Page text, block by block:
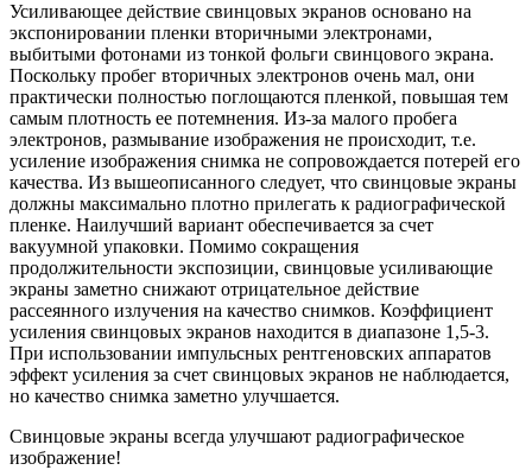
Усиливающее действие свинцовых экранов основано на
экспонировании пленки вторичными электронами,
выбитыми фотонами из тонкой фольги свинцового экрана.
Поскольку пробег вторичных электронов очень мал, они
практически полностью поглощаются пленкой, повышая тем
самым плотность ее потемнения. Из-за малого пробега
электронов, размывание изображения не происходит, т.е.
усиление изображения снимка не сопровождается потерей его
качества. Из вышеописанного следует, что свинцовые экраны
должны максимально плотно прилегать к радиографической
пленке. Наилучший вариант обеспечивается за счет
вакуумной упаковки. Помимо сокращения
продолжительности экспозиции, свинцовые усиливающие
экраны заметно снижают отрицательное действие
рассеянного излучения на качество снимков. Коэффициент
усиления свинцовых экранов находится в диапазоне 1,5-3.
При использовании импульсных рентгеновских аппаратов
эффект усиления за счет свинцовых экранов не наблюдается,
но качество снимка заметно улучшается.
Свинцовые экраны всегда улучшают радиографическое
изображение!